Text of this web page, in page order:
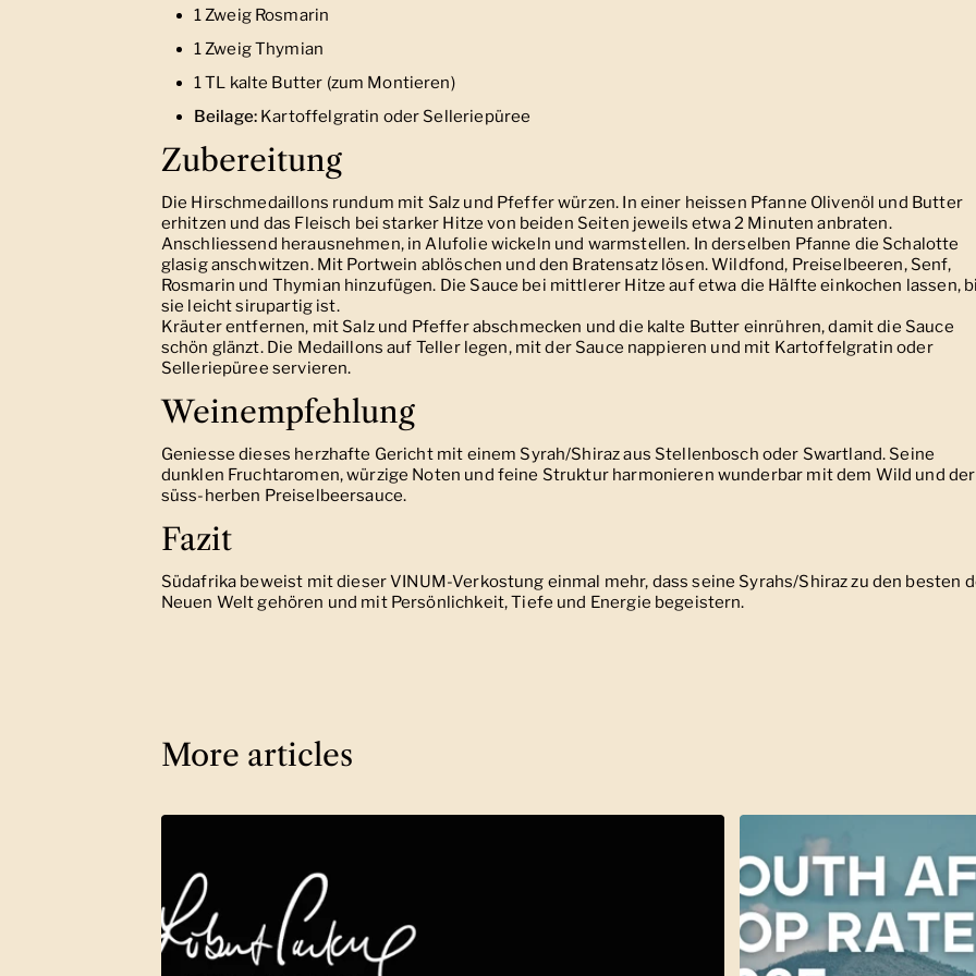
1 Zweig Rosmarin
1 Zweig Thymian
1 TL kalte Butter (zum Montieren)
Beilage: Kartoffelgratin oder Selleriepüree
Zubereitung
Die Hirschmedaillons rundum mit Salz und Pfeffer würzen. In einer heissen Pfanne Olivenöl und Butter
erhitzen und das Fleisch bei starker Hitze von beiden Seiten jeweils etwa 2 Minuten anbraten.
Anschliessend herausnehmen, in Alufolie wickeln und warmstellen. In derselben Pfanne die Schalotte
glasig anschwitzen. Mit Portwein ablöschen und den Bratensatz lösen. Wildfond, Preiselbeeren, Senf,
Rosmarin und Thymian hinzufügen. Die Sauce bei mittlerer Hitze auf etwa die Hälfte einkochen lassen,
sie leicht sirupartig ist.
Kräuter entfernen, mit Salz und Pfeffer abschmecken und die kalte Butter einrühren, damit die Sauce
schön glänzt. Die Medaillons auf Teller legen, mit der Sauce nappieren und mit Kartoffelgratin oder
Selleriepüree servieren.
Weinempfehlung
Geniesse dieses herzhafte Gericht mit einem Syrah/Shiraz aus Stellenbosch oder Swartland. Seine
dunklen Fruchtaromen, würzige Noten und feine Struktur harmonieren wunderbar mit dem Wild und der
süss-herben Preiselbeersauce.
Fazit
Südafrika beweist mit dieser VINUM-Verkostung einmal mehr, dass seine Syrahs/Shiraz zu den besten
Neuen Welt gehören und mit Persönlichkeit, Tiefe und Energie begeistern.
More articles